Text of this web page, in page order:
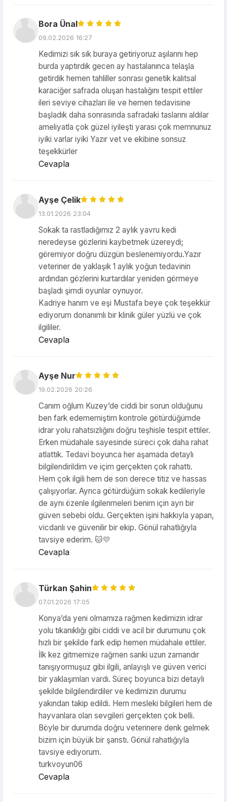
Bora Ünal
09.02.2026 16:27
Kedimizi sık sık buraya getiriyoruz aşılarını hep
burda yaptırdık gecen ay hastalanınca telaşla
getirdik hemen tahliller sonrası genetik kalıtsal
karaciğer safrada oluşan hastalığını tespit ettiler
ileri seviye cihazları ile ve hemen tedavisine
başladık daha sonrasında safradaki taslarını aldılar
ameliyatla çok güzel iyileşti yarası çok memnunuz
iyiki varlar iyiki Yazır vet ve ekibine sonsuz
teşekkürler
Cevapla
Ayşe Çelik
13.01.2026 23:04
Sokak ta rastladığımız 2 aylık yavru kedi
neredeyse gözlerini kaybetmek üzereydi;
göremiyor doğru düzgün beslenemiyordu.Yazır
veteriner de yaklaşık 1 aylık yoğun tedavinin
ardından gözlerini kurtardılar yeniden görmeye
başladı şimdi oyunlar oynuyor.
Kadriye hanım ve eşi Mustafa beye çok teşekkür
ediyorum donanımlı bir klinik güler yüzlü ve çok
ilgililer.
Cevapla
Ayşe Nur
19.02.2026 20:26
Canım oğlum Kuzey’de ciddi bir sorun olduğunu
ben fark edememiştim kontrole götürdüğümde
idrar yolu rahatsızlığını doğru teşhisle tespit ettiler.
Erken müdahale sayesinde süreci çok daha rahat
atlattık. Tedavi boyunca her aşamada detaylı
bilgilendirildim ve içim gerçekten çok rahattı.
Hem çok ilgili hem de son derece titiz ve hassas
çalışıyorlar. Ayrıca götürdüğüm sokak kedileriyle
de aynı özenle ilgilenmeleri benim için ayrı bir
güven sebebi oldu. Gerçekten işini hakkıyla yapan,
vicdanlı ve güvenilir bir ekip. Gönül rahatlığıyla
tavsiye ederim. 🐱💛
Cevapla
Türkan Şahin
07.01.2026 17:05
Konya’da yeni olmamıza rağmen kedimizin idrar
yolu tıkanıklığı gibi ciddi ve acil bir durumunu çok
hızlı bir şekilde fark edip hemen müdahale ettiler.
İlk kez gitmemize rağmen sanki uzun zamandır
tanışıyormuşuz gibi ilgili, anlayışlı ve güven verici
bir yaklaşımları vardı. Süreç boyunca bizi detaylı
şekilde bilgilendirdiler ve kedimizin durumu
yakından takip edildi. Hem mesleki bilgileri hem de
hayvanlara olan sevgileri gerçekten çok belli.
Böyle bir durumda doğru veterinere denk gelmek
bizim için büyük bir şanstı. Gönül rahatlığıyla
tavsiye ediyorum.
turkvoyun06
Cevapla